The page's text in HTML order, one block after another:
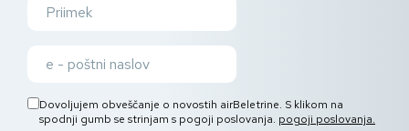
Dovoljujem obveščanje o novostih airBeletrine. S klikom na
spodnji gumb se strinjam s pogoji poslovanja. pogoji poslovanja.